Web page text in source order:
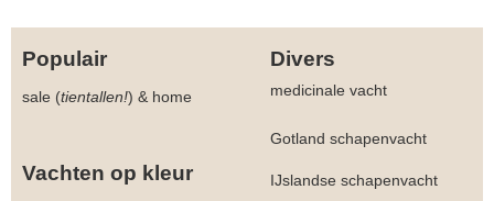
Populair Divers
sale (tientallen!) & home medicinale vacht
Gotland schapenvacht
Vachten op kleur IJslandse schapenvacht